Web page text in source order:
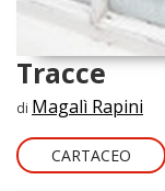
Tracce
di Magalì Rapini
CARTACEO